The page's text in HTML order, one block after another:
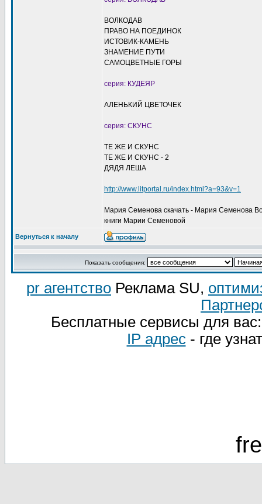
ВОЛКОДАВ
ПРАВО НА ПОЕДИНОК
ИСТОВИК-КАМЕНЬ
ЗНАМЕНИЕ ПУТИ
САМОЦВЕТНЫЕ ГОРЫ
серия: КУДЕЯР
АЛЕНЬКИЙ ЦВЕТОЧЕК
серия: СКУНС
ТЕ ЖЕ И СКУНС
ТЕ ЖЕ И СКУНС - 2
ДЯДЯ ЛЕША
http://www.litportal.ru/index.html?a=93&v=1
Мария Семенова скачать - Мария Семенова
книги Марии Семеновой
Вернуться к началу
Показать сообщения:
pr агентство Реклама SU,
Бесплатные сервисы для
IP адрес- где